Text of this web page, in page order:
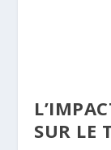
SUR LE